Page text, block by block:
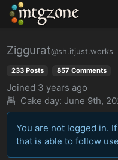
MTGZone
Ziggurat@sh.itjust.works
233 Posts 857 Comments
Joined 3 years ago
Cake day: June 9th,
You are not logged in.
that is able to follow